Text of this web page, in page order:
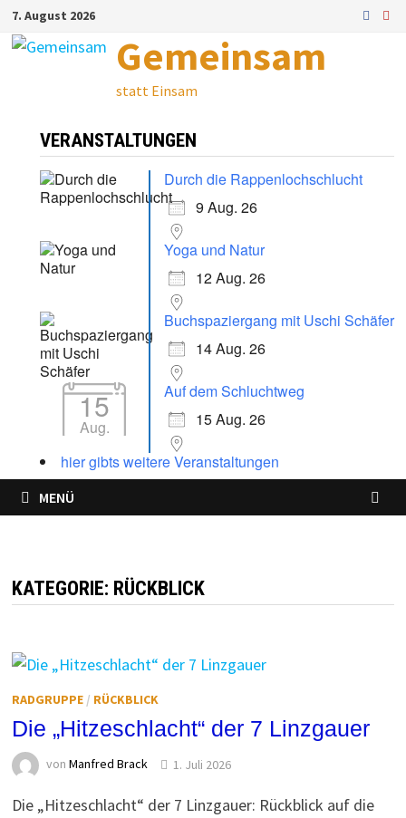
Zum
Inhalt
7. August 2026
Gemeinsam
statt Einsam
VERANSTALTUNGEN
Durch die Rappenlochschlucht
9 Aug. 26
Yoga und Natur
12 Aug. 26
Buchspaziergang mit Uschi Schäfer
14 Aug. 26
15
Aug.
Auf dem Schluchtweg
15 Aug. 26
hier gibts weitere Veranstaltungen
MENÜ
KATEGORIE: RÜCKBLICK
RADGRUPPE/ RÜCKBLICK
Die „Hitzeschlacht“ der 7 Linzgauer
von Manfred Brack 1. Juli 2026
Die „Hitzeschlacht“ der 7 Linzgauer: Rückblick auf die